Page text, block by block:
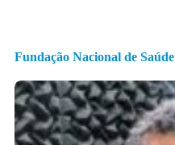
Fundação Nacional de Saúde